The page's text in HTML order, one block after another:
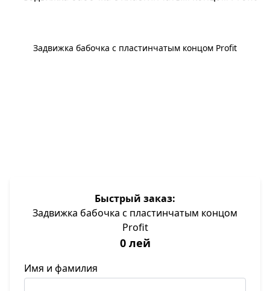
Задвижка бабочка с пластинчатым концом Profit
Быстрый заказ:
Задвижка бабочка с пластинчатым концом
Profit
0 лей
Имя и фамилия